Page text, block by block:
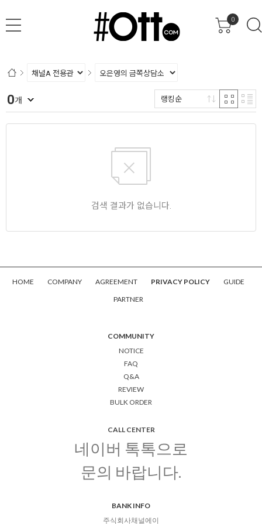
0
0개 랭킹순
검색 결과가 없습니다.
HOME COMPANY AGREEMENT PRIVACY POLICY
GUIDE
PARTNER
COMMUNITY
NOTICE
FAQ
Q&A
REVIEW
BULK ORDER
CALL CENTER
네이버 톡톡으로
문의 바랍니다.
BANK INFO
주식회사채널에이